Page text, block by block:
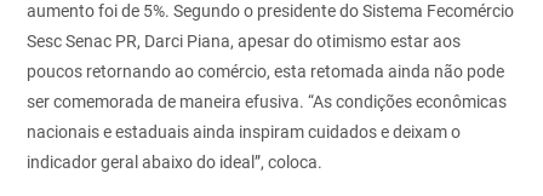
aumento foi de 5%. Segundo o presidente do Sistema Fecomércio
Sesc Senac PR, Darci Piana, apesar do otimismo estar aos
poucos retornando ao comércio, esta retomada ainda não pode
ser comemorada de maneira efusiva. “As condições econômicas
nacionais e estaduais ainda inspiram cuidados e deixam o
indicador geral abaixo do ideal”, coloca.